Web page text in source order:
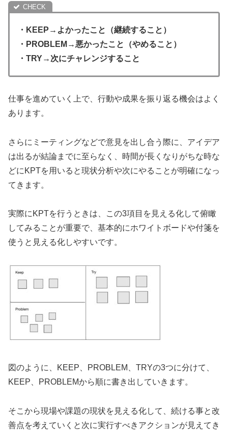
・KEEP→よかったこと（継続すること）
・PROBLEM→悪かったこと（やめること）
・TRY→次にチャレンジすること
仕事を進めていく上で、行動や成果を振り返る機会はよく
あります。
さらにミーティングなどで意見を出し合う際に、アイデア
は出るが結論までに至らなく、時間が長くなりがちな時な
どにKPTを用いると現状分析や次にやることが明確になっ
てきます。
実際にKPTを行うときは、この3項目を見える化して俯瞰
してみることが重要で、基本的にホワイトボードや付箋を
使うと見える化しやすいです。
図のように、KEEP、PROBLEM、TRYの3つに分けて、
KEEP、PROBLEMから順に書き出していきます。
そこから現場や課題の現状を見える化して、続ける事と改
善点を考えていくと次に実行すべきアクションが見えてき